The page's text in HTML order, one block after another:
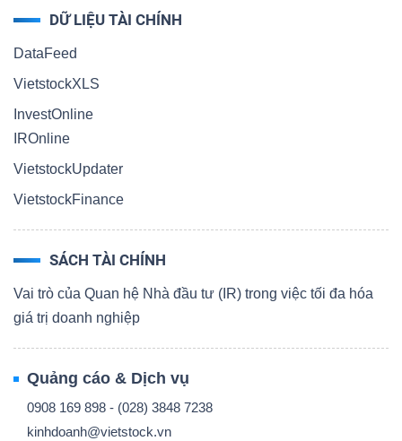
DỮ LIỆU TÀI CHÍNH
DataFeed
VietstockXLS
InvestOnline
IROnline
VietstockUpdater
VietstockFinance
SÁCH TÀI CHÍNH
Vai trò của Quan hệ Nhà đầu tư (IR) trong việc tối đa hóa
giá trị doanh nghiệp
Quảng cáo & Dịch vụ
0908 169 898 - (028) 3848 7238
kinhdoanh@vietstock.vn